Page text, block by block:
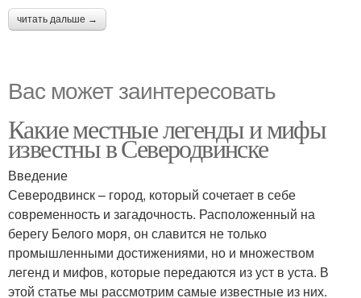
читать дальше →
Вас может заинтересовать
Какие местные легенды и мифы
известны в Северодвинске
Введение
Северодвинск – город, который сочетает в себе
современность и загадочность. Расположенный на
берегу Белого моря, он славится не только
промышленными достижениями, но и множеством
легенд и мифов, которые передаются из уст в уста. В
этой статье мы рассмотрим самые известные из них.